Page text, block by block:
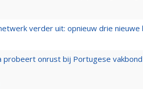
verder uit: opnieuw drie nieuwe
probeert onrust bij Portugese